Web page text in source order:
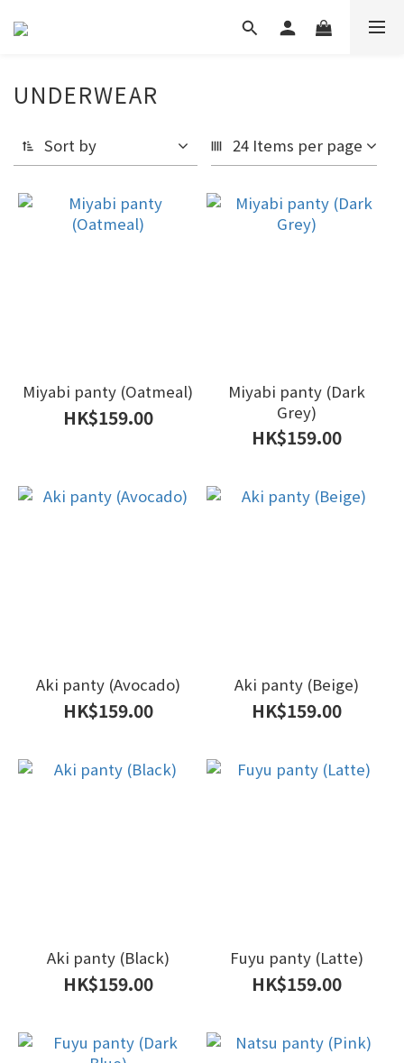
UNDERWEAR
Sort by 24 Items per page
Miyabi panty (Oatmeal)
HK$159.00
Miyabi panty (Dark
Grey)
HK$159.00
Aki panty (Avocado)
HK$159.00
Aki panty (Beige)
HK$159.00
Aki panty (Black)
HK$159.00
Fuyu panty (Latte)
HK$159.00